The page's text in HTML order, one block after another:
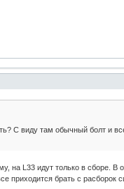
С виду там обычный болт и
на L33 идут только в сборе. В
приходится брать с расборок